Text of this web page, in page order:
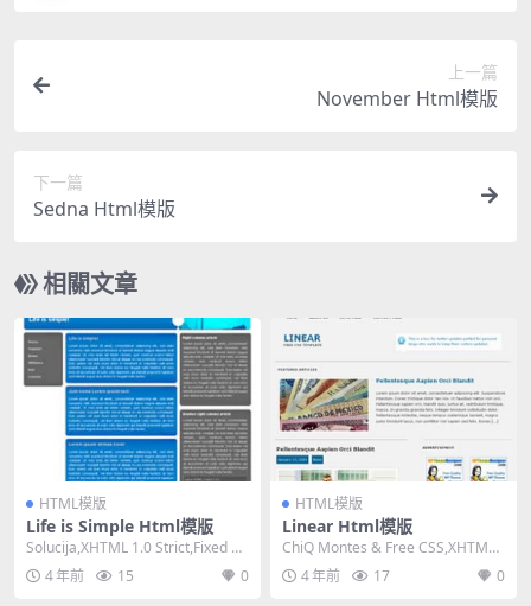
上一篇
November Html模版
下一篇
Sedna Html模版
相關文章
HTML模版
Life is Simple Html模版
Solucija,XHTML 1.0 Strict,Fixed Wi
dth, 3...
4 年前 15 0
HTML模版
Linear Html模版
ChiQ Montes & Free CSS,XHTML
1.0 Tra...
4 年前 17 0